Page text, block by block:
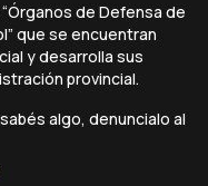
de Defensa de
que se encuentran
y desarrolla sus
provincial.
algo, denuncialo al